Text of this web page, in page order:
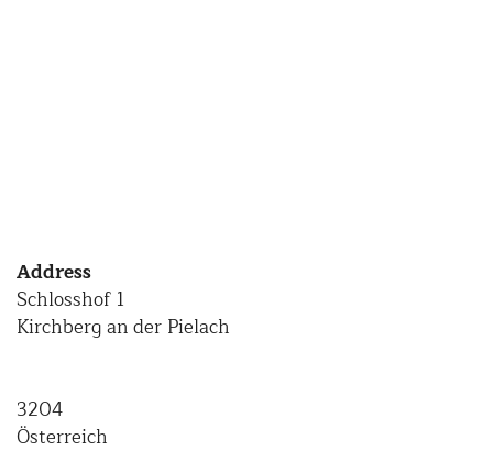
Address
Schlosshof 1
Kirchberg an der Pielach
3204
Österreich